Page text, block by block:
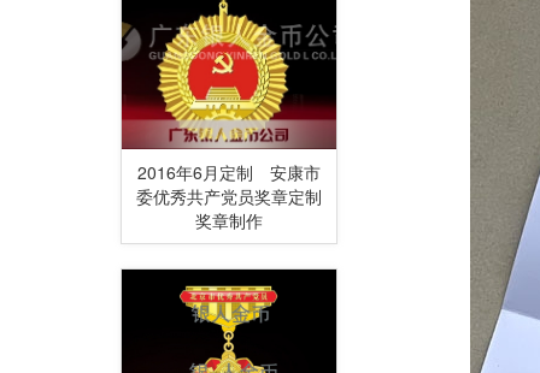
2016年6月定制 安康市
委优秀共产党员奖章定制
奖章制作